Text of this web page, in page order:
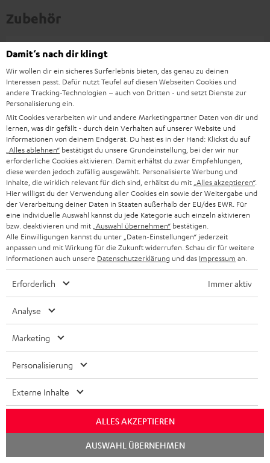
Zubehör
Notwendiges Zubehör
Bitte prüfe, ob benötigte Verbindungskabel im
Lieferumfang enthalten sind.
DENON AVC-X3800H
7.2.4 oder 11.4-AV-Receiver
der Spitzenklasse mit 180 Watt
Ausgangsleistung pro Kanal
1.339,
1.699, €Letzter niedrigster
1.699, ‐€
5.1 Heimkino Kabel-Set
30m² "Advantage" C3535S
Weiteres Zubehör
Damit‘s nach dir klingt
Wir wollen dir ein sicheres Surferlebnis bieten, das genau zu deinen
Interessen passt. Dafür nutzt Teufel auf diesen Webseiten Cookies und
andere Tracking-Technologien – auch von Dritten - und setzt Dienste zur
Personalisierung ein.
Mit Cookies verarbeiten wir und andere Marketingpartner Daten von dir und
lernen, was dir gefällt - durch dein Verhalten auf unserer Website und
Informationen von deinem Endgerät. Du hast es in der Hand: Klickst du auf
„Alles ablehnen“ bestätigst du unsere Grundeinstellung, bei der wir nur
erforderliche Cookies aktivieren. Damit erhältst du zwar Empfehlungen,
diese werden jedoch zufällig ausgewählt. Personalisierte Werbung und
Inhalte, die wirklich relevant für dich sind, erhältst du mit „Alles akzeptieren“.
Hier willigst du der Verwendung aller Cookies ein sowie der Weitergabe und
der Verarbeitung deiner Daten in Staaten außerhalb der EU/des EWR. Für
eine individuelle Auswahl kannst du jede Kategorie auch einzeln aktivieren
bzw. deaktivieren und mit „Auswahl übernehmen“ bestätigen.
Alle Einwilligungen kannst du unter „Daten-Einstellungen“ jederzeit
anpassen und mit Wirkung für die Zukunft widerrufen. Schau dir für weitere
Informationen auch unsere Datenschutzerklärung und das Impressum an.
Erforderlich Immer aktiv
Analyse
Marketing
Personalisierung
Externe Inhalte
ALLES AKZEPTIEREN
AUSWAHL ÜBERNEHMEN